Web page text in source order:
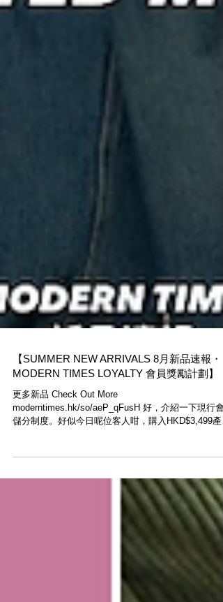
【SUMMER NEW ARRIVALS 8月新品速報・
MODERN TIMES LOYALTY 會員獎勵計劃】
更多新品 Check Out More
係唔使俾錢，用積分已可扣足HKD$299 (2990分)，然
仲有509分剩；買多對Decka襪，原價HKD$280，用盡
509分，即扣$50.9，補返HKD$229.1就得，係咪好抵
抵到我有啲驚 (笑) 答謝大家多年支持！ 同時，大家去
店買嘢，記得註冊成為會員先，因為迎新有50分MT
Loyalty Point，即時可以當現金HKD$5使用。然後，
訂單HKD$1儲1分，下次購物，10分可以當HKD$1用
舉例：你Order HKD$1,000，下次可以當HKD$100使
用，三個月內有效，我都覺得好抵 (笑) 網店及上環店